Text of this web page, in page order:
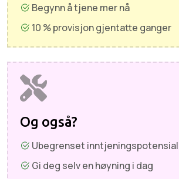
Begynn å tjene mer nå
10 % provisjon gjentatte ganger
Og også?
Ubegrenset inntjeningspotensial
Gi deg selv en høyning i dag